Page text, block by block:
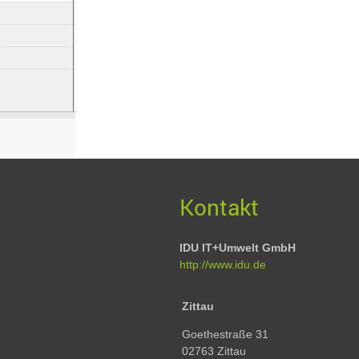
Kontakt
IDU IT+Umwelt GmbH
http://www.idu.de
Zittau
Goethestraße 31
02763 Zittau